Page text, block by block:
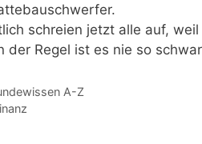
schreien jetzt alle auf,
der Regel ist es nie so
A-Z